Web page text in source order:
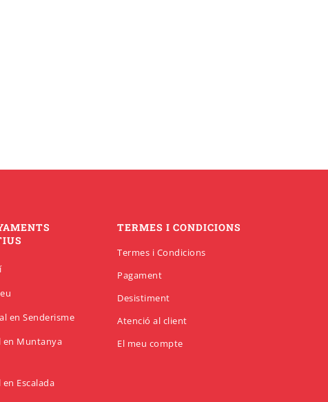
en Senderisme
en Muntanya
Escalada
TERMES I CONDICIONS
Termes i Condicions
Pagament
Desistiment
Atenció al client
El meu compte